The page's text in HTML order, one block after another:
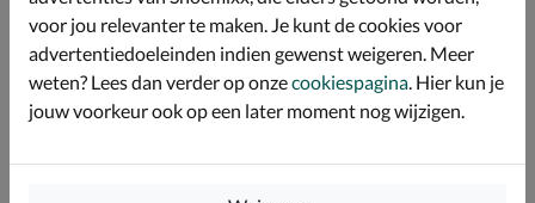
en stevigheid op alle ondergronden.
Specificaties
voor jou relevanter te maken. Je kunt de cookies voor
advertentiedoeleinden indien gewenst weigeren. Meer
weten? Lees dan verder op onzecookiespagina. Hier kun je
jouw voorkeur ook op een later moment nog wijzigen.